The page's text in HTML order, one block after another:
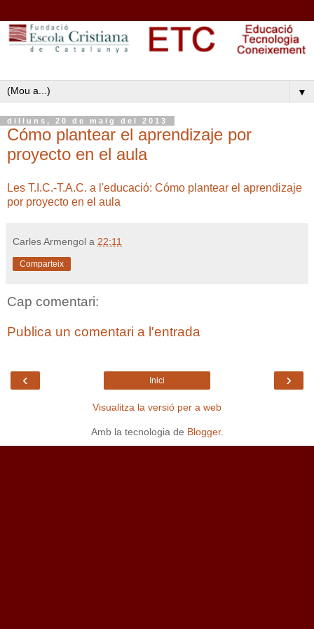
▼
dilluns, 20 de maig del 2013
Cómo plantear el aprendizaje por
proyecto en el aula
Les T.I.C.-T.A.C. a l'educació: Cómo plantear el aprendizaje
por proyecto en el aula
Carles Armengol a 22:11
Comparteix
Cap comentari:
Publica un comentari a l'entrada
‹ ›
Inici
Visualitza la versió per a web
Amb la tecnologia de Blogger.